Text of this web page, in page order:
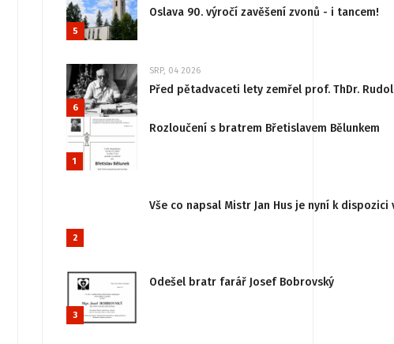
5
Oslava 90. výročí zavěšení zvonů - i tancem!
6
SRP, 04 2026
Před pětadvaceti lety zemřel prof. ThDr.
1
Rozloučení s bratrem Břetislavem Bělunkem
2
Vše co napsal Mistr Jan Hus je nyní k
3
Odešel bratr farář Josef Bobrovský